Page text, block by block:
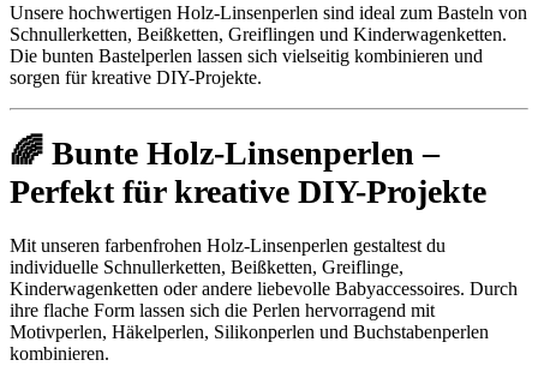
Unsere hochwertigen Holz-Linsenperlen sind ideal zum Basteln von
Schnullerketten, Beißketten, Greiflingen und Kinderwagenketten.
Die bunten Bastelperlen lassen sich vielseitig kombinieren und
sorgen für kreative DIY-Projekte.
🌈 Bunte Holz-Linsenperlen –
Perfekt für kreative DIY-Projekte
Mit unseren farbenfrohen Holz-Linsenperlen gestaltest du
individuelle Schnullerketten, Beißketten, Greiflinge,
Kinderwagenketten oder andere liebevolle Babyaccessoires. Durch
ihre flache Form lassen sich die Perlen hervorragend mit
Motivperlen, Häkelperlen, Silikonperlen und Buchstabenperlen
kombinieren.